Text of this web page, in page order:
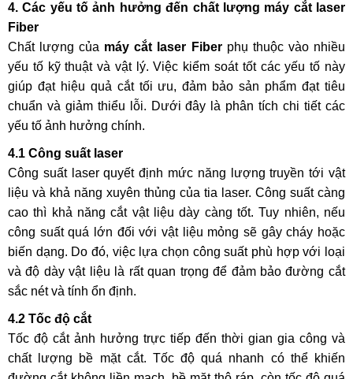
4. Các yếu tố ảnh hưởng đến chất lượng máy cắt laser
Fiber
Chất lượng của máy cắt laser Fiberphụ thuộc vào nhiều
yếu tố kỹ thuật và vật lý. Việc kiểm soát tốt các yếu tố này
giúp đạt hiệu quả cắt tối ưu, đảm bảo sản phẩm đạt tiêu
chuẩn và giảm thiểu lỗi. Dưới đây là phân tích chi tiết các
yếu tố ảnh hưởng chính.
4.1 Công suất laser
Công suất laser quyết định mức năng lượng truyền tới vật
liệu và khả năng xuyên thủng của tia laser. Công suất càng
cao thì khả năng cắt vật liệu dày càng tốt. Tuy nhiên, nếu
công suất quá lớn đối với vật liệu mỏng sẽ gây cháy hoặc
biến dạng. Do đó, việc lựa chọn công suất phù hợp với loại
và độ dày vật liệu là rất quan trọng để đảm bảo đường cắt
sắc nét và tính ổn định.
4.2 Tốc độ cắt
Tốc độ cắt ảnh hưởng trực tiếp đến thời gian gia công và
chất lượng bề mặt cắt. Tốc độ quá nhanh có thể khiến